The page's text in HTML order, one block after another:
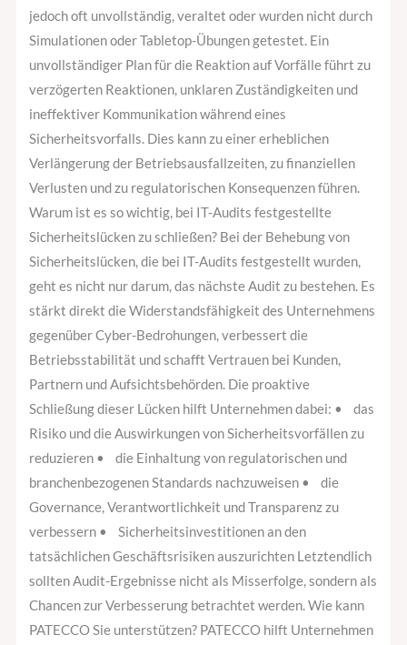
jedoch oft unvollständig, veraltet oder wurden nicht durch
Simulationen oder Tabletop-Übungen getestet. Ein
unvollständiger Plan für die Reaktion auf Vorfälle führt zu
verzögerten Reaktionen, unklaren Zuständigkeiten und
ineffektiver Kommunikation während eines
Sicherheitsvorfalls. Dies kann zu einer erheblichen
Verlängerung der Betriebsausfallzeiten, zu finanziellen
Verlusten und zu regulatorischen Konsequenzen führen.
Warum ist es so wichtig, bei IT-Audits festgestellte
Sicherheitslücken zu schließen? Bei der Behebung von
Sicherheitslücken, die bei IT-Audits festgestellt wurden,
geht es nicht nur darum, das nächste Audit zu bestehen. Es
stärkt direkt die Widerstandsfähigkeit des Unternehmens
gegenüber Cyber-Bedrohungen, verbessert die
Betriebsstabilität und schafft Vertrauen bei Kunden,
Partnern und Aufsichtsbehörden. Die proaktive
Schließung dieser Lücken hilft Unternehmen dabei: • das
Risiko und die Auswirkungen von Sicherheitsvorfällen zu
reduzieren • die Einhaltung von regulatorischen und
branchenbezogenen Standards nachzuweisen • die
Governance, Verantwortlichkeit und Transparenz zu
verbessern • Sicherheitsinvestitionen an den
tatsächlichen Geschäftsrisiken auszurichten Letztendlich
sollten Audit-Ergebnisse nicht als Misserfolge, sondern als
Chancen zur Verbesserung betrachtet werden. Wie kann
PATECCO Sie unterstützen? PATECCO hilft Unternehmen